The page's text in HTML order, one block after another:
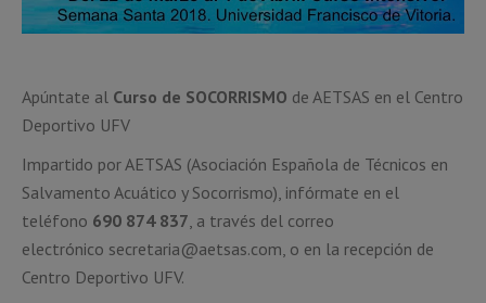
Apúntate al Curso de SOCORRISMO de AETSAS en el Centro
Deportivo UFV
Impartido por AETSAS (Asociación Española de Técnicos en
Salvamento Acuático y Socorrismo), infórmate en el
teléfono 690 874 837 , a través del correo
electrónico secretaria@aetsas.com, o en la recepción de
Centro Deportivo UFV.